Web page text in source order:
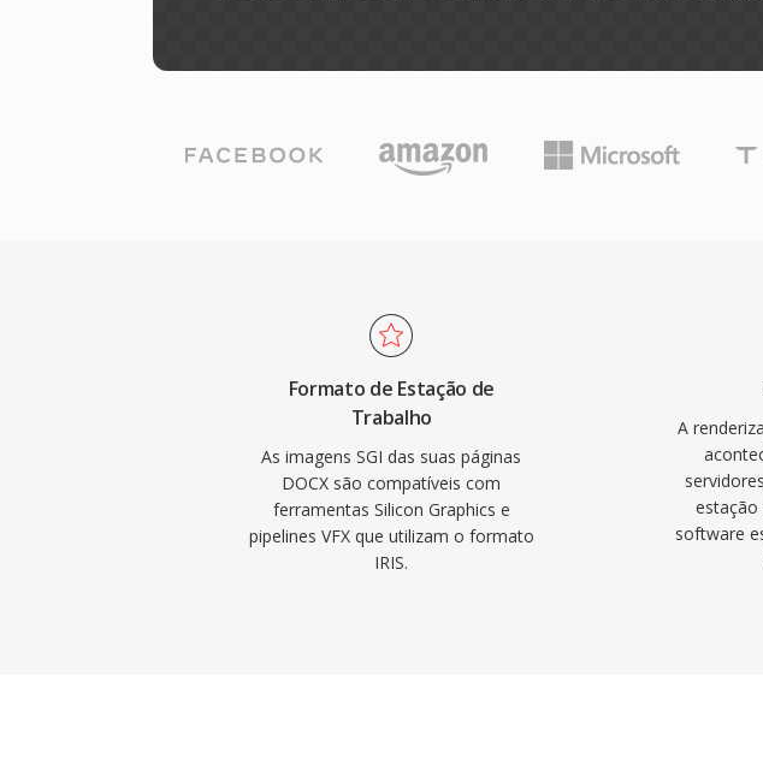
Formato de Estação de
Trabalho
As imagens SGI das suas páginas
DOCX são compatíveis com
ferramentas Silicon Graphics e
pipelines VFX que utilizam o formato
IRIS.
A
estação
software